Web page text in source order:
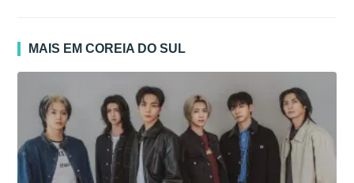
MAIS EM COREIA DO SUL